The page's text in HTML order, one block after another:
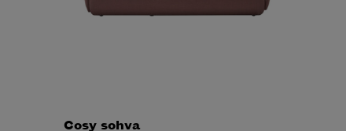
Cosy sohva